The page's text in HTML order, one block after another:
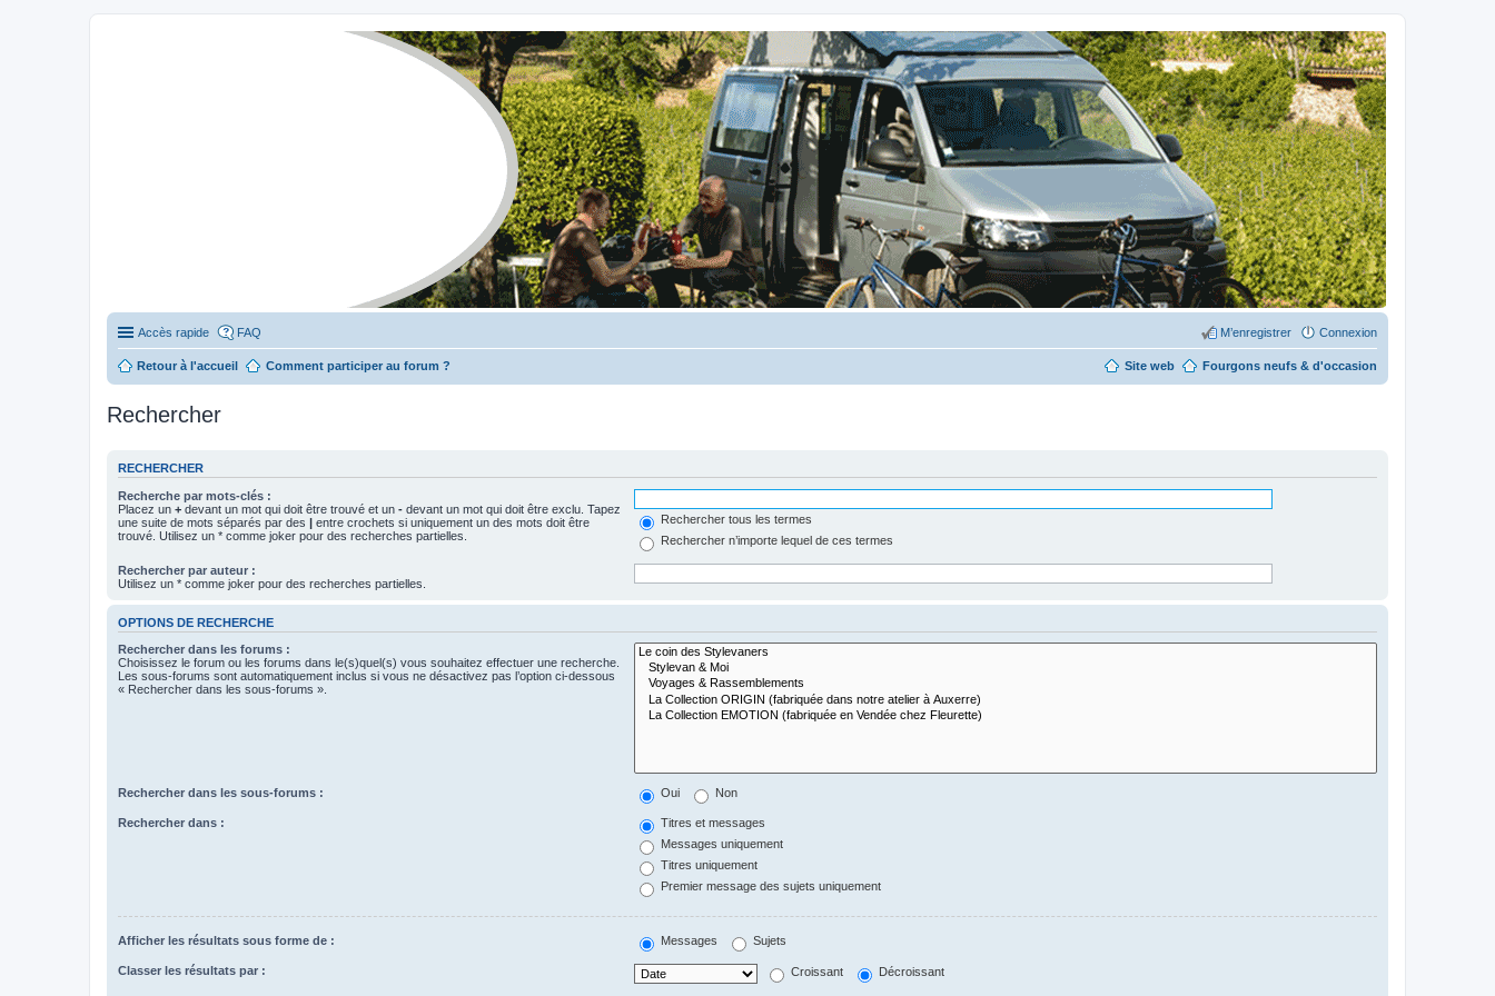
Stylevan - Vans aménagés
Accès rapide FAQ Connexion
M’enregistrer
Retour à l'accueil Comment participer au forum ? Fourgons neufs & d'occasion
Site web
Rechercher
RECHERCHER
Recherche par mots-clés :
Placez un + devant un mot qui doit être trouvé et un - devant un mot qui doit être exclu. Tapez
une suite de mots séparés par des | entre crochets si uniquement un des mots doit être
trouvé. Utilisez un * comme joker pour des recherches partielles.
Rechercher tous les termes
Rechercher n’importe lequel de ces termes
Rechercher par auteur :
Utilisez un * comme joker pour des recherches partielles.
OPTIONS DE RECHERCHE
Rechercher dans les forums :
Choisissez le forum ou les forums dans le(s)quel(s) vous souhaitez effectuer une recherche.
Les sous-forums sont automatiquement inclus si vous ne désactivez pas l’option ci-dessous
« Rechercher dans les sous-forums ».
Rechercher dans les sous-forums : Oui Non
Rechercher dans :
Titres et messages
Messages uniquement
Titres uniquement
Premier message des sujets uniquement
Afficher les résultats sous forme de : Messages Sujets
Classer les résultats par : Croissant Décroissant